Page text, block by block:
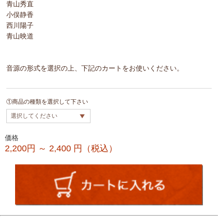
青山秀直
小俣静香
西川陽子
青山映道
音源の形式を選択の上、下記のカートをお使いください。
①商品の種類を選択して下さい
価格
2,200円 ～ 2,400 円（税込）